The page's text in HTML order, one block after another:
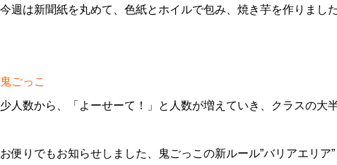
今週は新聞紙を丸めて、色紙とホイルで包み、焼き芋を作りました
鬼ごっこ
少人数から、「よーせーて！」と人数が増えていき、クラスの大
お便りでもお知らせしました、鬼ごっこの新ルール”バリアエリア”